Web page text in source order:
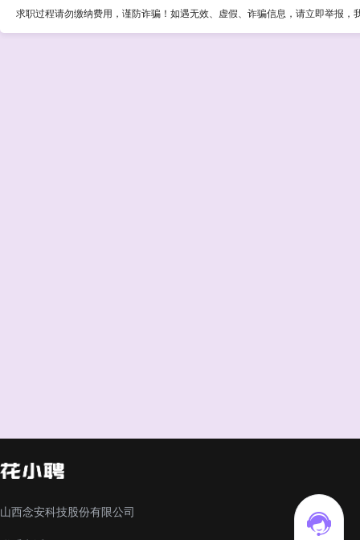
求职过程请勿缴纳费用，谨防诈骗！如遇无效、虚假、诈骗信息，请立即举报，
山西念安科技股份有限公司